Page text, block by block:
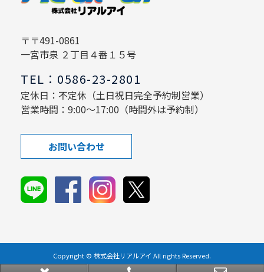
〒〒491-0861
一宮市泉 ２丁目４番１５号
TEL：0586-23-2801
定休日：不定休（土日祝日完全予約制営業）
営業時間：9:00～17:00（時間外は予約制）
お問い合わせ
Copyright © 株式会社リアルアイ All rights Reserved.
powered by 不動産クラウドオフィス